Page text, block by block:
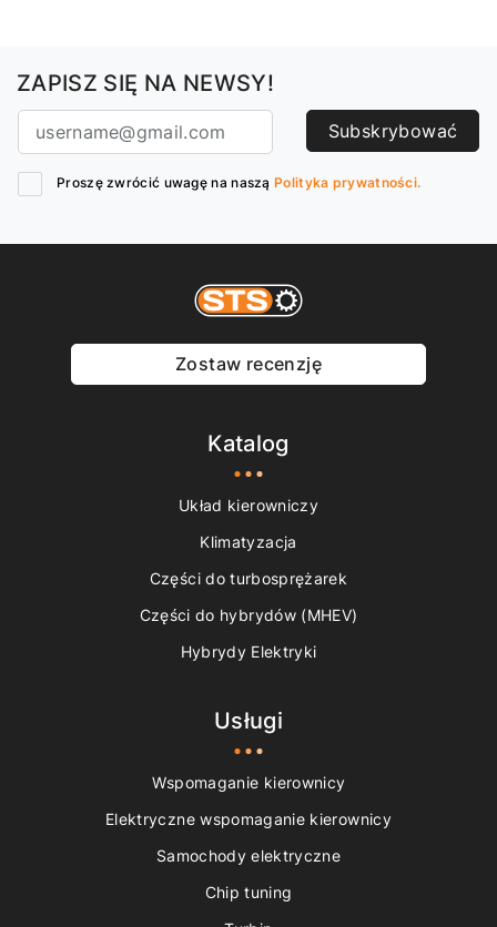
ZAPISZ SIĘ NA NEWSY!
Subskrybować
Proszę zwrócić uwagę na naszą Polityka prywatności.
Zostaw recenzję
Katalog
Układ kierowniczy
Klimatyzacja
Części do turbosprężarek
Części do hybrydów (MHEV)
Hybrydy Elektryki
Usługi
Wspomaganie kierownicy
Elektryczne wspomaganie kierownicy
Samochody elektryczne
Chip tuning